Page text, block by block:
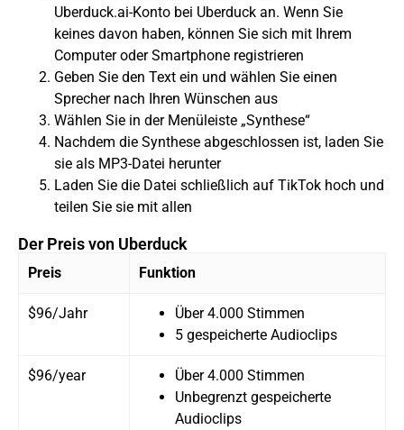
Uberduck.ai-Konto bei Uberduck an. Wenn Sie
keines davon haben, können Sie sich mit Ihrem
Computer oder Smartphone registrieren
Geben Sie den Text ein und wählen Sie einen
Sprecher nach Ihren Wünschen aus
Wählen Sie in der Menüleiste „Synthese“
Nachdem die Synthese abgeschlossen ist, laden Sie
sie als MP3-Datei herunter
Laden Sie die Datei schließlich auf TikTok hoch und
teilen Sie sie mit allen
Der Preis von Uberduck
Preis Funktion
$96/Jahr
Über 4.000 Stimmen
5 gespeicherte Audioclips
$96/year
Über 4.000 Stimmen
Unbegrenzt gespeicherte
Audioclips